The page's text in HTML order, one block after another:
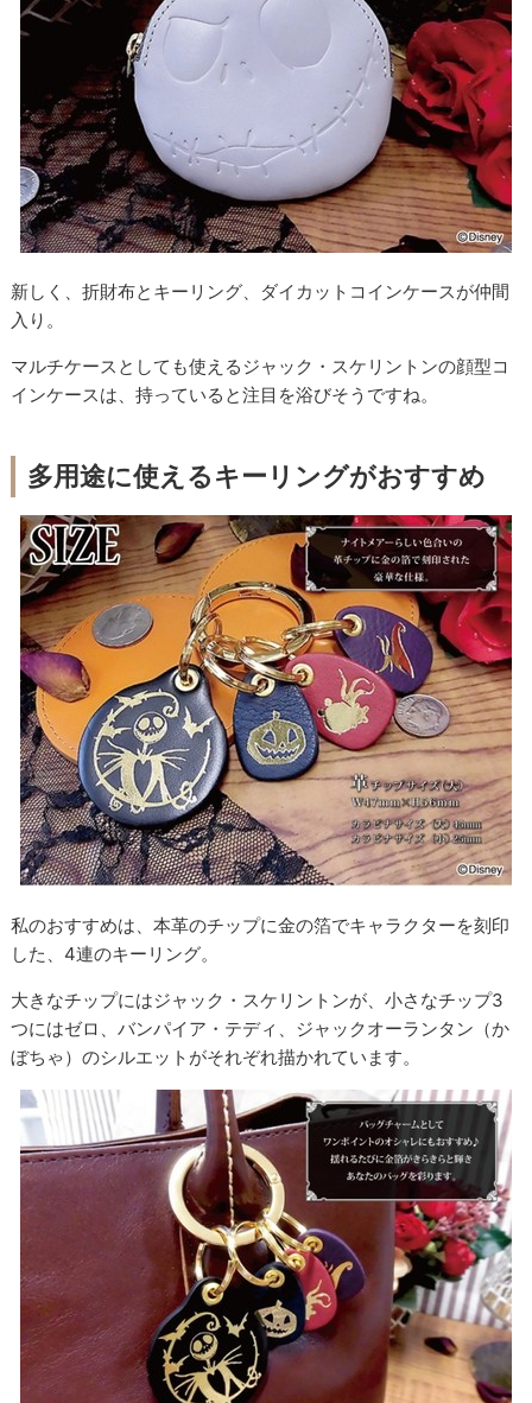
新しく、折財布とキーリング、ダイカットコインケースが仲間
入り。
マルチケースとしても使えるジャック・スケリントンの顔型コ
インケースは、持っていると注目を浴びそうですね。
多用途に使えるキーリングがおすすめ
私のおすすめは、本革のチップに金の箔でキャラクターを刻印
した、4連のキーリング。
大きなチップにはジャック・スケリントンが、小さなチップ3
つにはゼロ、バンパイア・テディ、ジャックオーランタン（か
ぼちゃ）のシルエットがそれぞれ描かれています。